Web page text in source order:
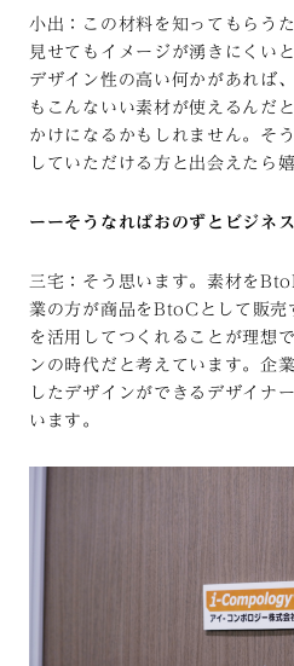
小出：この材料を知ってもらう
見せてもイメージが湧きにくい
デザイン性の高い何かがあれば
もこんないい素材が使えるんだ
かけになるかもしれません。そ
していただける方と出会えたら
ーーそうなればおのずとビジネ
三宅：そう思います。素材を
業の方が商品をBtoCとして販売
を活用してつくれることが理想
ンの時代だと考えています。企
したデザインができるデザイナ
います。